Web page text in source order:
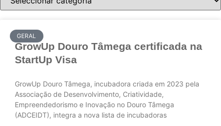
GERAL
GrowUp Douro Tâmega certificada na
StartUp Visa
GrowUp Douro Tâmega, incubadora criada em 2023 pela
Associação de Desenvolvimento, Criatividade,
Empreendedorismo e Inovação no Douro Tâmega
(ADCEIDT), integra a nova lista de incubadoras